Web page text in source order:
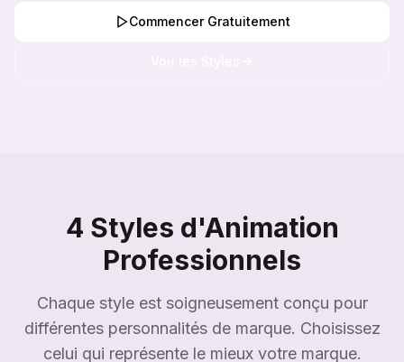
Commencer Gratuitement
4 Styles d'Animation
Professionnels
Chaque style est soigneusement conçu pour
différentes personnalités de marque. Choisissez
celui qui représente le mieux votre marque.